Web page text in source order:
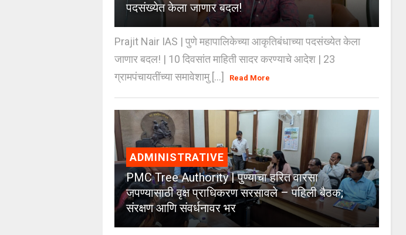
पदसंख्येत केला जाणार बदल!
Prajit Nair IAS | पुणे महापालिकेच्या आकृतिबंधाच्या पदसंख्येत केला
जाणार बदल! | 10 दिवसांत माहिती सादर करण्याचे आदेश | 23
ग्रामपंचायतींच्या समावेशामु [...]
Read More
ADMINISTRATIVE
PMC Tree Authority | पुण्याचा हरित वारसा
जपण्यासाठी वृक्ष प्राधिकरण सरसावले – पहिली बैठक;
संरक्षण आणि संवर्धनावर भर